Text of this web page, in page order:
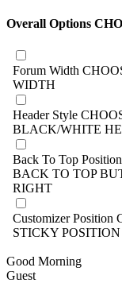
Overall Options
Forum Width
WIDTH
Header Style
BLACK/WHITE
Back To Top Position
BACK TO TOP
RIGHT
Customizer Position
STICKY POSITION
Good Morning
Guest